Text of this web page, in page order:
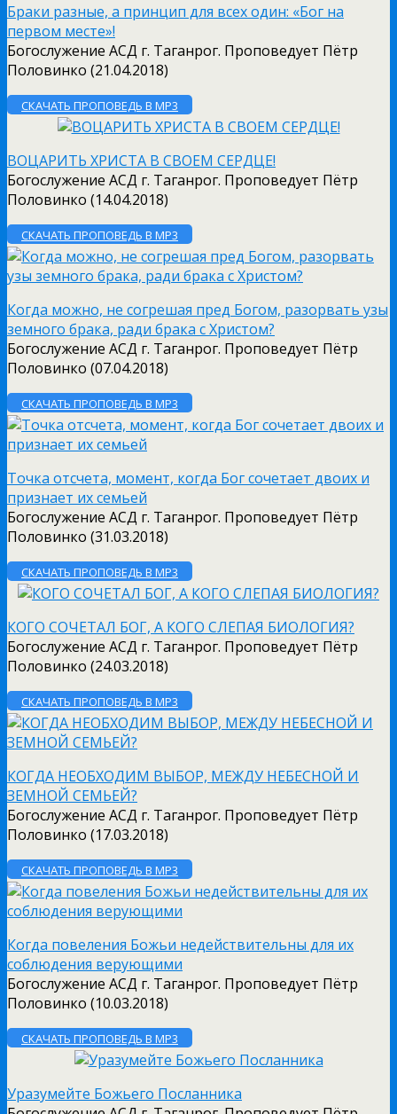
Браки разные, а принцип для всех один: «Бог на
первом месте»!
Богослужение АСД г. Таганрог. Проповедует Пётр
Половинко (21.04.2018)
СКАЧАТЬ ПРОПОВЕДЬ В MP3
ВОЦАРИТЬ ХРИСТА В СВОЕМ СЕРДЦЕ!
Богослужение АСД г. Таганрог. Проповедует Пётр
Половинко (14.04.2018)
СКАЧАТЬ ПРОПОВЕДЬ В MP3
Когда можно, не согрешая пред Богом, разорвать узы
земного брака, ради брака с Христом?
Богослужение АСД г. Таганрог. Проповедует Пётр
Половинко (07.04.2018)
СКАЧАТЬ ПРОПОВЕДЬ В MP3
Точка отсчета, момент, когда Бог сочетает двоих и
признает их семьей
Богослужение АСД г. Таганрог. Проповедует Пётр
Половинко (31.03.2018)
СКАЧАТЬ ПРОПОВЕДЬ В MP3
КОГО СОЧЕТАЛ БОГ, А КОГО СЛЕПАЯ БИОЛОГИЯ?
Богослужение АСД г. Таганрог. Проповедует Пётр
Половинко (24.03.2018)
СКАЧАТЬ ПРОПОВЕДЬ В MP3
КОГДА НЕОБХОДИМ ВЫБОР, МЕЖДУ НЕБЕСНОЙ И
ЗЕМНОЙ СЕМЬЕЙ?
Богослужение АСД г. Таганрог. Проповедует Пётр
Половинко (17.03.2018)
СКАЧАТЬ ПРОПОВЕДЬ В MP3
Когда повеления Божьи недействительны для их
соблюдения верующими
Богослужение АСД г. Таганрог. Проповедует Пётр
Половинко (10.03.2018)
СКАЧАТЬ ПРОПОВЕДЬ В MP3
Уразумейте Божьего Посланника